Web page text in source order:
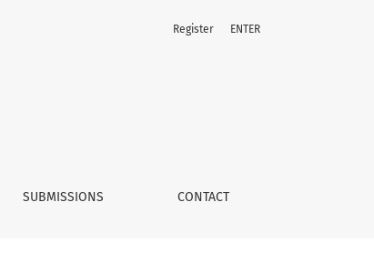
SUBMISSIONS CONTACT
Register ENTER